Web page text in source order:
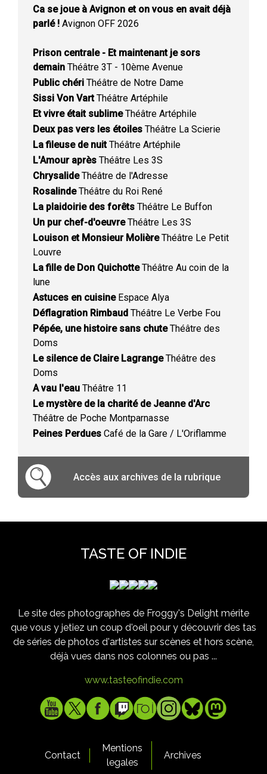
Ca se joue à Avignon et on vous en avait déjà
parlé ! Avignon OFF 2026
Prison centrale - Et maintenant je sors
demain Théâtre 3T - 10ème Avenue
Public chéri Théâtre de Notre Dame
Sissi Von VartThéâtre Artéphile
Et vivre était sublimeThéâtre Artéphile
Deux pas vers les étoiles Théâtre La Scierie
La fileuse de nuitThéâtre Artéphile
L'Amour après Théâtre Les 3S
ChrysalideThéâtre de l'Adresse
RosalindeThéâtre du Roi René
La plaidoirie des forêts Théâtre Le Buffon
Un pur chef-d'oeuvreThéâtre Les 3S
Louison et Monsieur MolièreThéâtre Le Petit
Louvre
La fille de Don QuichotteThéâtre Au coin de la
lune
Astuces en cuisineEspace Alya
Déflagration Rimbaud Théâtre Le Verbe Fou
Pépée, une histoire sans chuteThéâtre des
Doms
Le silence de Claire LagrangeThéâtre des
Doms
A vau l'eau Théâtre 11
Le mystère de la charité de Jeanne d'Arc
Théâtre de Poche Montparnasse
Peines Perdues Café de la Gare / L'Oriflamme
Accès aux archives de la rubrique
TASTE OF INDIE
Le site des photographes de Froggy's Delight mérite
que vous y jetiez un coup d'oeil pour y découvrir des tas
de séries de photos d'artistes sur scènes et hors scène,
déjà vues dans nos colonnes ou pas ...
www.tasteofindie.com
Contact
Mentions
legales
Archives